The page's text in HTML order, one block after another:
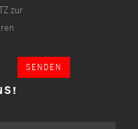
zur
SENDEN